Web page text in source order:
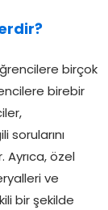
birçok
birebir
özel
ve
bir şekilde